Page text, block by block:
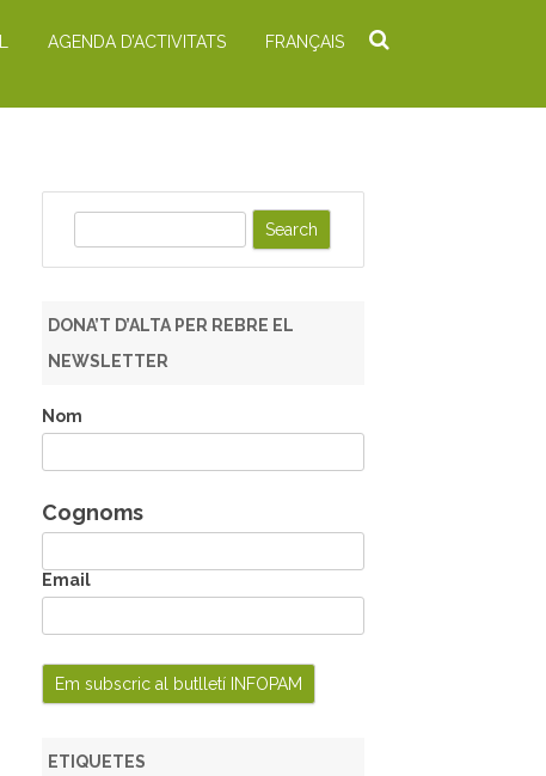
AGENDA D’ACTIVITATS FRANÇAIS
h
DONA’T D’ALTA PER REBRE EL
NEWSLETTER
Nom
Cognoms
Email
ETIQUETES